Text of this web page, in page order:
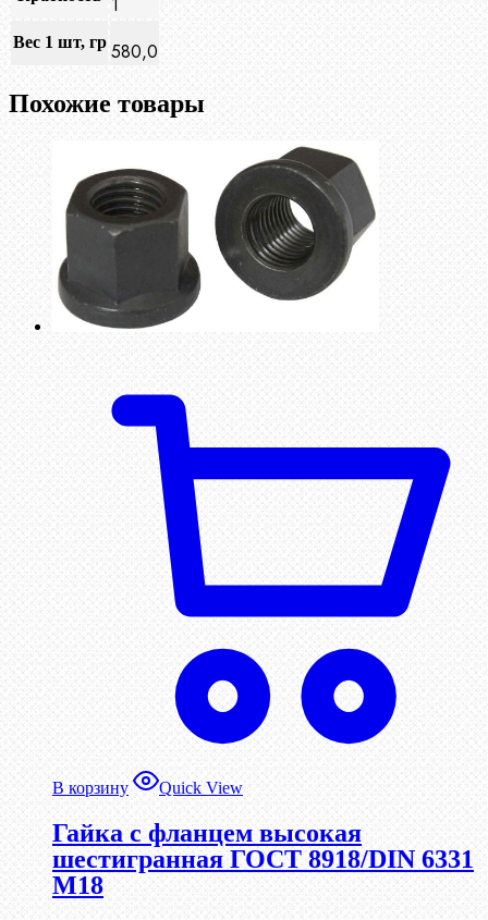
1
Вес 1 шт, гр 580,0
Похожие товары
В корзину Quick View
Гайка с фланцем высокая
шестигранная ГОСТ 8918/DIN 6331
М18